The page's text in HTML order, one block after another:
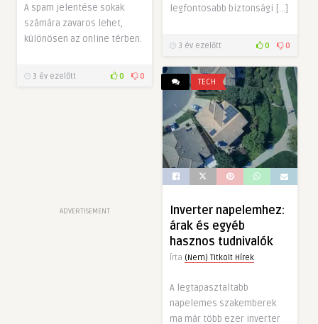
legfontosabb biztonsági […]
3 év ezelőtt 0 0
A spam jelentése sokak
számára zavaros lehet,
különösen az online térben.
3 év ezelőtt 0 0
TECH
Inverter napelemhez:
árak és egyéb
hasznos tudnivalók
Írta (Nem) Titkolt Hírek
A legtapasztaltabb
napelemes szakemberek
ma már több ezer inverter
ADVERTISEMENT